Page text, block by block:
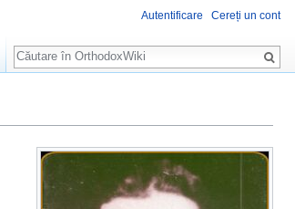
Autentificare Cereți un cont
Căutare